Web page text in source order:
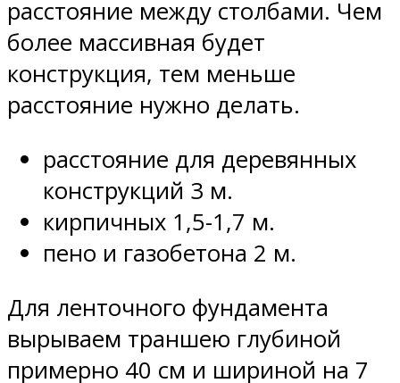
расстояние между столбами. Чем
более массивная будет
конструкция, тем меньше
расстояние нужно делать.
расстояние для деревянных
конструкций 3 м.
кирпичных 1,5-1,7 м.
пено и газобетона 2 м.
Для ленточного фундамента
вырываем траншею глубиной
примерно 40 см и шириной на 7